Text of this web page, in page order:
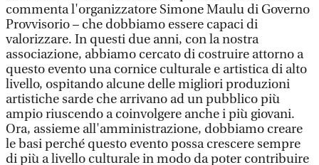
commenta l'organizzatore Simone Maulu di Governo
Provvisorio – che dobbiamo essere capaci di
valorizzare. In questi due anni, con la nostra
associazione, abbiamo cercato di costruire attorno a
questo evento una cornice culturale e artistica di alto
livello, ospitando alcune delle migliori produzioni
artistiche sarde che arrivano ad un pubblico più
ampio riuscendo a coinvolgere anche i più giovani.
Ora, assieme all'amministrazione, dobbiamo creare
le basi perché questo evento possa crescere sempre
di più a livello culturale in modo da poter contribuire